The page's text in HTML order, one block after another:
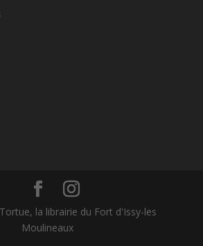
la librairie du Fort d'Issy-les
Moulineaux